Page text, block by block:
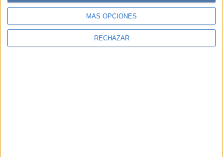
MÁS OPCIONES
RECHAZAR